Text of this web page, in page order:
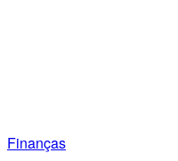
Finanças